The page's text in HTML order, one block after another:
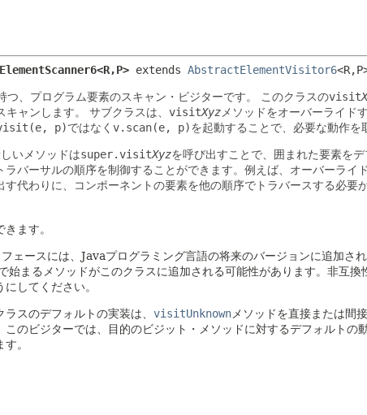
ElementScanner6<R,P> extends AbstractElementVisitor6<R,
、プログラム要素のスキャン・ビジターです。 このクラスのvisit
ャンします。 サブクラスは、 visitXyz メソッドをオーバーライド
p)ではなく v.scan(e, p)を起動することで、必要な動作を
いメソッドはsuper.visitXyzを呼び出すことで、囲まれた要素を
バーサルの順序を制御することができます。例えば、オーバーライ
す代わりに、コンポーネントの要素を他の順序でトラバースする必
ます。
ェースには、Javaプログラミング言語の将来のバージョンに追加さ
始まるメソッドがこのクラスに追加される可能性があります。非互
してください。
スのデフォルトの実装は、 visitUnknown メソッドを直接または間
のビジターでは、目的のビジット・メソッドに対するデフォルトの
。